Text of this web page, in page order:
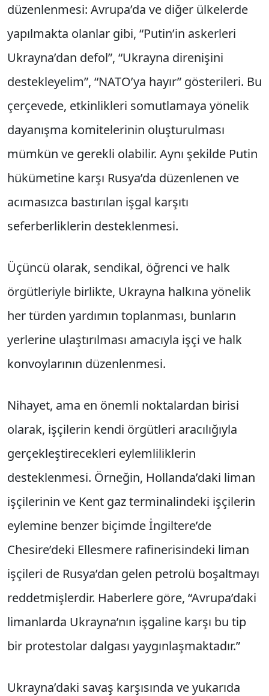
düzenlenmesi: Avrupa’da ve diğer ülkelerde
yapılmakta olanlar gibi, “Putin’in askerleri
Ukrayna’dan defol”, “Ukrayna direnişini
destekleyelim”, “NATO’ya hayır” gösterileri. Bu
çerçevede, etkinlikleri somutlamaya yönelik
dayanışma komitelerinin oluşturulması
mümkün ve gerekli olabilir. Aynı şekilde Putin
hükümetine karşı Rusya’da düzenlenen ve
acımasızca bastırılan işgal karşıtı
seferberliklerin desteklenmesi.
Üçüncü olarak, sendikal, öğrenci ve halk
örgütleriyle birlikte, Ukrayna halkına yönelik
her türden yardımın toplanması, bunların
yerlerine ulaştırılması amacıyla işçi ve halk
konvoylarının düzenlenmesi.
Nihayet, ama en önemli noktalardan birisi
olarak, işçilerin kendi örgütleri aracılığıyla
gerçekleştirecekleri eylemliliklerin
desteklenmesi. Örneğin, Hollanda’daki liman
işçilerinin ve Kent gaz terminalindeki işçilerin
eylemine benzer biçimde İngiltere’de
Chesire’deki Ellesmere rafinerisindeki liman
işçileri de Rusya’dan gelen petrolü boşaltmayı
reddetmişlerdir. Haberlere göre, “Avrupa’daki
limanlarda Ukrayna’nın işgaline karşı bu tip
bir protestolar dalgası yaygınlaşmaktadır.”
Ukrayna’daki savaş karşısında ve yukarıda